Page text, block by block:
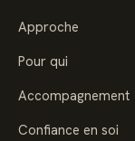
Approche
Pour qui
Accompagnement
Confiance en soi